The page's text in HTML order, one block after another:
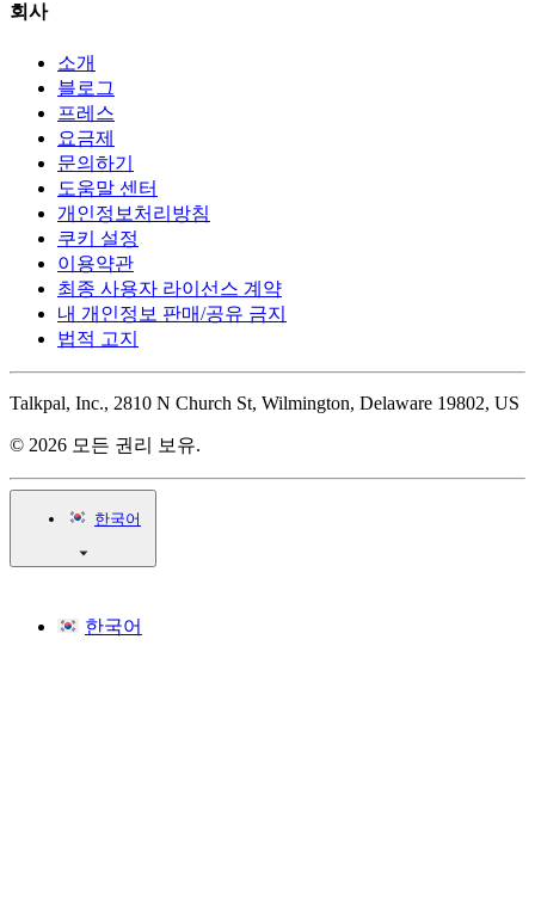
회사
소개
블로그
프레스
요금제
문의하기
도움말 센터
개인정보처리방침
쿠키 설정
이용약관
최종 사용자 라이선스 계약
내 개인정보 판매/공유 금지
법적 고지
Talkpal, Inc., 2810 N Church St, Wilmington, Delaware 19802, US
© 2026 모든 권리 보유.
한국어
한국어